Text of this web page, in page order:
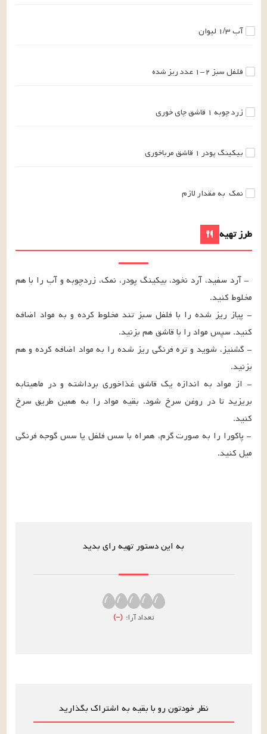
آب۱/۳ لیوان
فلفل سبز ۱-۲ عددریز شده
زرد چوبه ۱ قاشق چای خوری
بیکینگ پودر ۱ قاشق مرباخوری
نمک به مقدار لازم
طرز تهیه
میل کنید.
به این دستور تهیه رای بدید
تعداد آرا: (
–
)
نظر خودتون رو با بقیه به اشتراک بگذارید